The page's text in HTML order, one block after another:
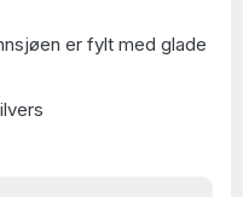
er fylt med glade